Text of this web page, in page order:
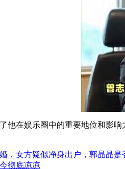
他在娱乐圈中的重要地位和影
，女方疑似净身出户，郭晶晶是
彻底凉凉